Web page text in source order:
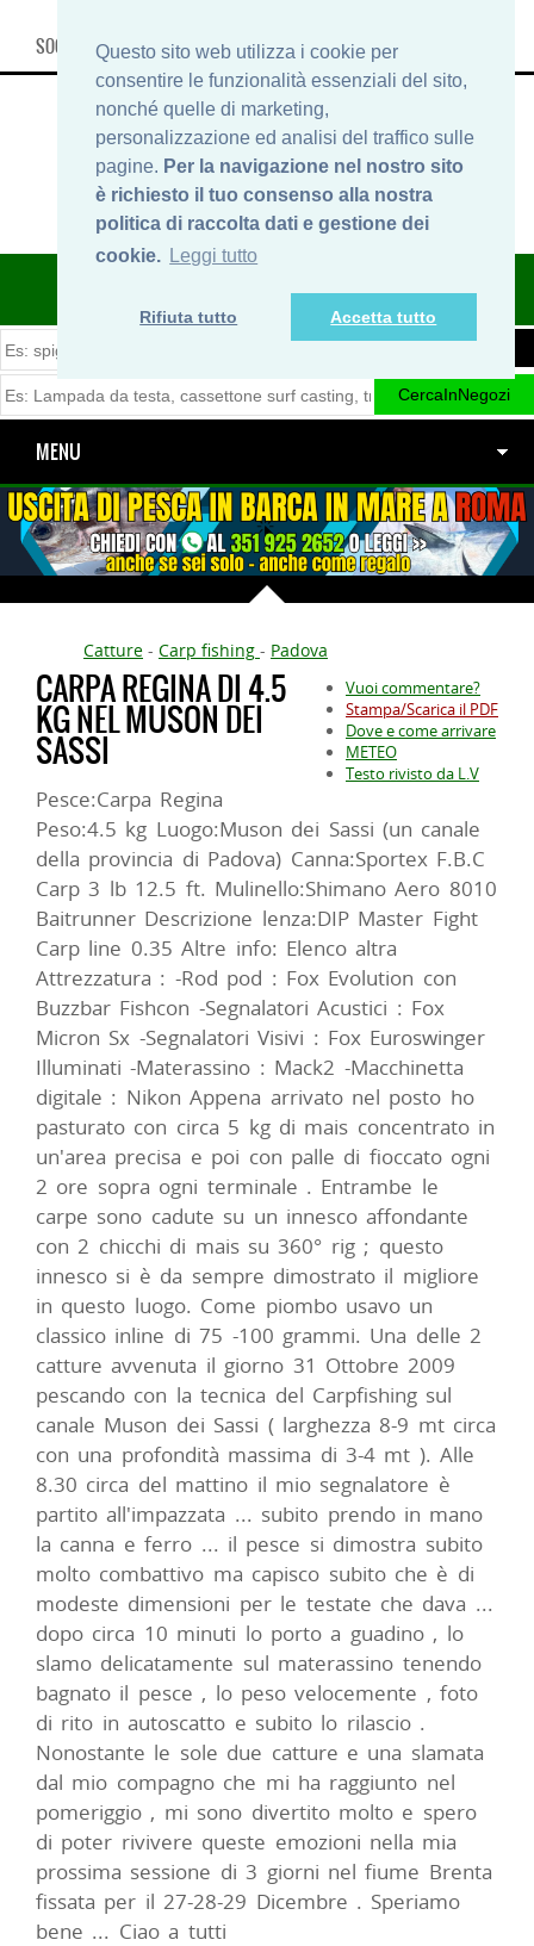
Questo sito web utilizza i cookie per
consentire le funzionalità essenziali del sito,
nonché quelle di marketing,
personalizzazione ed analisi del traffico sulle
pagine. Per la navigazione nel nostro sito
è richiesto il tuo consenso alla nostra
politica di raccolta dati e gestione dei
cookie. Leggi tutto
Rifiuta tutto Accetta tutto
SOCIAL, INFO & SHOP
ITINERARIDIPESCA.IT
MENU
Catture - Carp fishing - Padova
Vuoi commentare?
Stampa/Scarica il PDF
Dove e come arrivare
METEO
Testo rivisto da L.V
CARPA REGINA DI 4.5
KG NEL MUSON DEI
SASSI
Pesce:Carpa Regina
Peso:4.5 kg Luogo:Muson dei Sassi (un canale
della provincia di Padova) Canna:Sportex F.B.C
Carp 3 lb 12.5 ft. Mulinello:Shimano Aero 8010
Baitrunner Descrizione lenza:DIP Master Fight
Carp line 0.35 Altre info: Elenco altra
Attrezzatura : -Rod pod : Fox Evolution con
Buzzbar Fishcon -Segnalatori Acustici : Fox
Micron Sx -Segnalatori Visivi : Fox Euroswinger
Illuminati -Materassino : Mack2 -Macchinetta
digitale : Nikon Appena arrivato nel posto ho
pasturato con circa 5 kg di mais concentrato in
un'area precisa e poi con palle di fioccato ogni
2 ore sopra ogni terminale . Entrambe le
carpe sono cadute su un innesco affondante
con 2 chicchi di mais su 360° rig ; questo
innesco si è da sempre dimostrato il migliore
in questo luogo. Come piombo usavo un
classico inline di 75 -100 grammi. Una delle 2
catture avvenuta il giorno 31 Ottobre 2009
pescando con la tecnica del Carpfishing sul
canale Muson dei Sassi ( larghezza 8-9 mt circa
con una profondità massima di 3-4 mt ). Alle
8.30 circa del mattino il mio segnalatore è
partito all'impazzata ... subito prendo in mano
la canna e ferro ... il pesce si dimostra subito
molto combattivo ma capisco subito che è di
modeste dimensioni per le testate che dava ...
dopo circa 10 minuti lo porto a guadino , lo
slamo delicatamente sul materassino tenendo
bagnato il pesce , lo peso velocemente , foto
di rito in autoscatto e subito lo rilascio .
Nonostante le sole due catture e una slamata
dal mio compagno che mi ha raggiunto nel
pomeriggio , mi sono divertito molto e spero
di poter rivivere queste emozioni nella mia
prossima sessione di 3 giorni nel fiume Brenta
fissata per il 27-28-29 Dicembre . Speriamo
bene ... Ciao a tutti